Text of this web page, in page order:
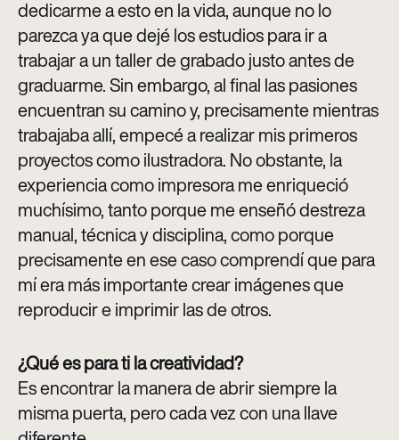
dedicarme a esto en la vida, aunque no lo
parezca ya que dejé los estudios para ir a
trabajar a un taller de grabado justo antes de
graduarme. Sin embargo, al final las pasiones
encuentran su camino y, precisamente mientras
trabajaba allí, empecé a realizar mis primeros
proyectos como ilustradora. No obstante, la
experiencia como impresora me enriqueció
muchísimo, tanto porque me enseñó destreza
manual, técnica y disciplina, como porque
precisamente en ese caso comprendí que para
mí era más importante crear imágenes que
reproducir e imprimir las de otros.
¿Qué es para ti la creatividad?
Es encontrar la manera de abrir siempre la
misma puerta, pero cada vez con una llave